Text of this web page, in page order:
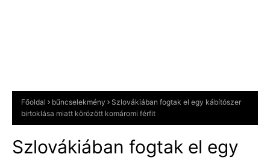
Főoldal bűncselekmény
Szlovákiában fogtak el egy kábítószer
birtoklása miatt körözött komáromi férfit
Szlovákiában fogtak el egy